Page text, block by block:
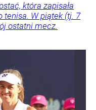
która zapisała
tenisa. W piątek (tj. 7
ostatni mecz.